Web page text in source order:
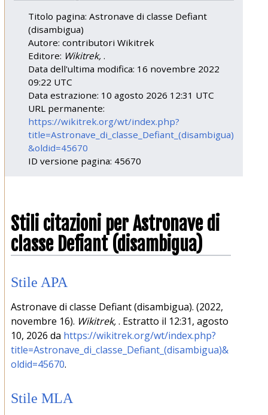
Titolo pagina: Astronave di classe Defiant
(disambigua)
Autore: contributori Wikitrek
Editore: Wikitrek,.
Data dell'ultima modifica: 16 novembre 2022
09:22 UTC
Data estrazione: 10 agosto 2026 12:31 UTC
URL permanente:
https://wikitrek.org/wt/index.php?
title=Astronave_di_classe_Defiant_(disambigua)
&oldid=45670
ID versione pagina: 45670
Stili citazioni per Astronave di
classe Defiant (disambigua)
Stile APA
Astronave di classe Defiant (disambigua). (2022,
novembre 16). Wikitrek,. Estratto il 12:31, agosto
10, 2026 da https://wikitrek.org/wt/index.php?
title=Astronave_di_classe_Defiant_(disambigua)&
oldid=45670.
Stile MLA